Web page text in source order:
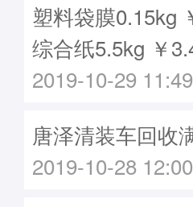
塑料袋膜0.15kg
综合纸5.5kg ￥
2019-10-29
唐泽清装车回收
2019-10-28